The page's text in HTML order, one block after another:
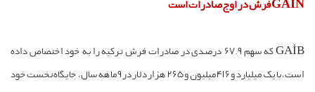
GAIN فرش در اوج صادرات است
GAİB که سهم 67.9 درصدی در صادرات فرش ترکیه را به خود اختصاص داده
است، با یک میلیارد و 416 میلیون و 265 هزار دلار در 9 ماهه سال، جایگاه نخست خود